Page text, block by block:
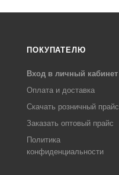
ПОКУПАТЕЛЮ
Вход в личный кабинет
Оплата и доставка
Скачать розничный прайс
Заказать оптовый прайс
Политика
конфиденциальности